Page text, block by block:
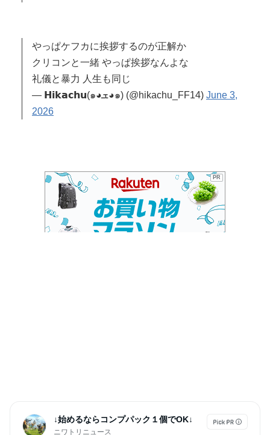
やっぱケフカに挨拶するのが正解か
クリコンと一緒 やっぱ挨拶なんよな
礼儀と暴力 人生も同じ
— 𝗛𝗶𝗸𝗮𝗰𝗵𝘂(๑◕ܫ◕๑) (@hikachu_FF14) June 3,
2026
PR
↓始めるならコンプパック１個でOK↓
ニワトリニュース